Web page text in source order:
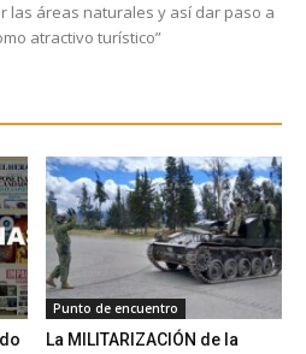
las áreas naturales y así dar paso a
atractivo turístico”
Punto de encuentro
La MILITARIZACIÓN de la